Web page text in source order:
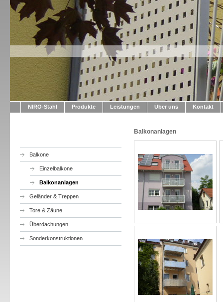
NIRO-Stahl Produkte Leistungen Über uns Kontakt
Balkone
Einzelbalkone
Balkonanlagen
Geländer & Treppen
Tore & Zäune
Überdachungen
Sonderkonstruktionen
Balkonanlagen